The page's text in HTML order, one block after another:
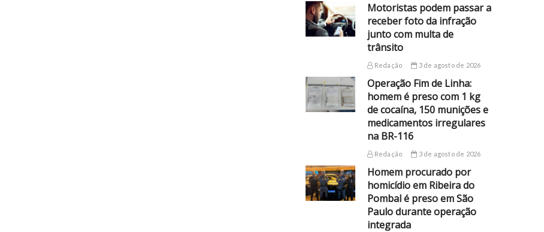
Motoristas podem passar a
receber foto da infração
junto com multa de
trânsito
Redação 3 de agosto de 2026
Operação Fim de Linha:
homem é preso com 1 kg
de cocaína, 150 munições e
medicamentos irregulares
na BR-116
Redação 3 de agosto de 2026
Homem procurado por
homicídio em Ribeira do
Pombal é preso em São
Paulo durante operação
integrada